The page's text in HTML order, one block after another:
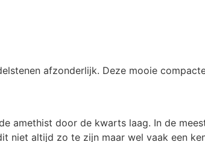
afzonderlijk. Deze mooie
amethist door de kwarts laag. In de
niet altijd zo te zijn maar wel vaak een